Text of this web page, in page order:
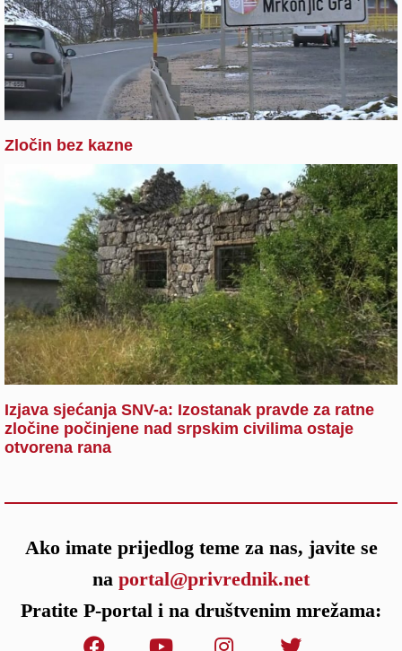
Zločin bez kazne
Izjava sjećanja SNV-a: Izostanak pravde za ratne
zločine počinjene nad srpskim civilima ostaje
otvorena rana
Ako imate prijedlog teme za nas, javite se
na portal@privrednik.net
Pratite P-portal i na društvenim mrežama: